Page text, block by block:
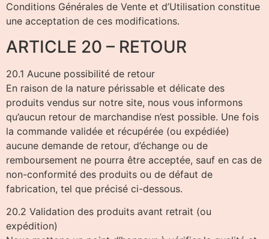
Conditions Générales de Vente et d’Utilisation constitue
une acceptation de ces modifications.
ARTICLE 20 – RETOUR
20.1 Aucune possibilité de retour
En raison de la nature périssable et délicate des
produits vendus sur notre site, nous vous informons
qu’aucun retour de marchandise n’est possible. Une fois
la commande validée et récupérée (ou expédiée)
aucune demande de retour, d’échange ou de
remboursement ne pourra être acceptée, sauf en cas de
non-conformité des produits ou de défaut de
fabrication, tel que précisé ci-dessous.
20.2 Validation des produits avant retrait (ou
expédition)